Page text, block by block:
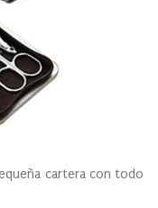
cartera con todo